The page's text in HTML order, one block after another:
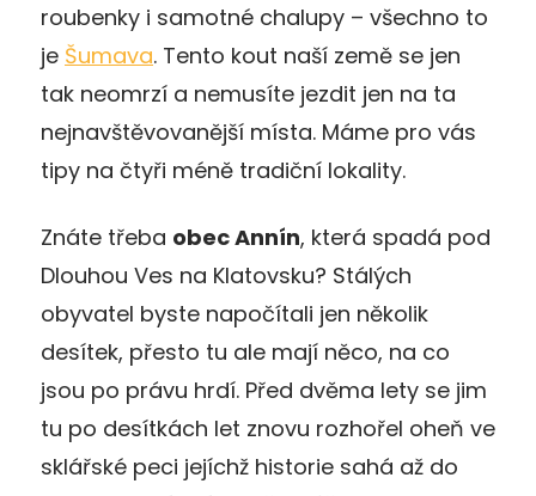
roubenky i samotné chalupy – všechno to
je Šumava. Tento kout naší země se jen
tak neomrzí a nemusíte jezdit jen na ta
nejnavštěvovanější místa. Máme pro vás
tipy na čtyři méně tradiční lokality.
Znáte třeba obec Annín, která spadá pod
Dlouhou Ves na Klatovsku? Stálých
obyvatel byste napočítali jen několik
desítek, přesto tu ale mají něco, na co
jsou po právu hrdí. Před dvěma lety se jim
tu po desítkách let znovu rozhořel oheň ve
sklářské peci jejíchž historie sahá až do